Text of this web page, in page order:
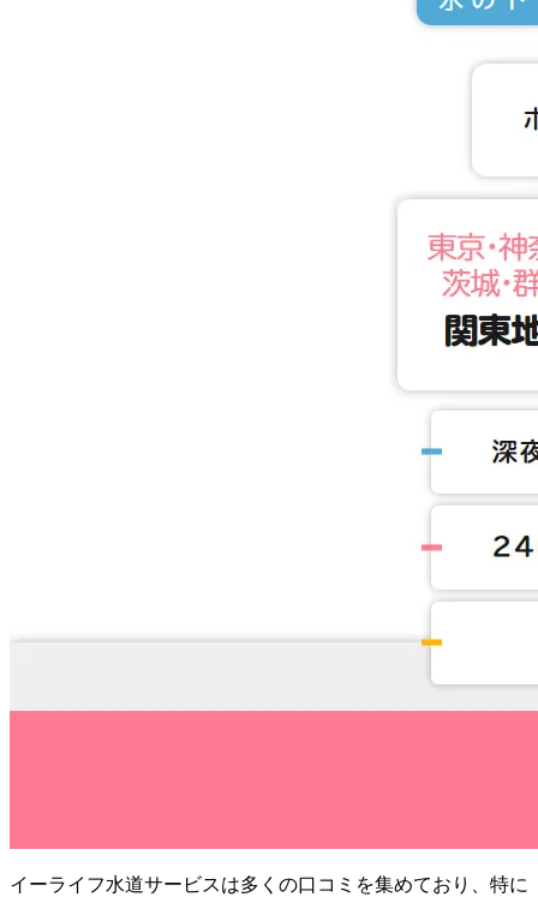
イーライフ水道サービスは多くの口コミを集めており、特に